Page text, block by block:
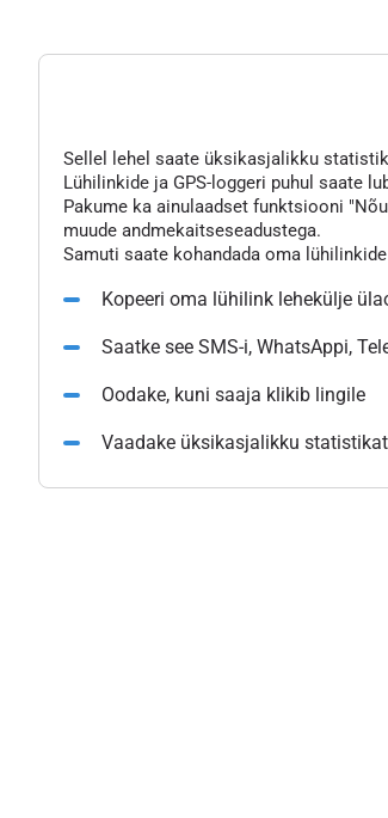
Sellel lehel saate üksikasjalikku
Lühilinkide ja GPS-loggeri puhul saate
Pakume ka ainulaadset funktsiooni
muude andmekaitseseadustega.
Samuti saate kohandada oma
Kopeeri oma lühilink lehekülje
Saatke see SMS-i, WhatsAppi,
Oodake, kuni saaja klikib lingile
Vaadake üksikasjalikku